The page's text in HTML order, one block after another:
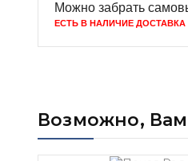
Можно забрать
ЕСТЬ В НАЛИЧИЕ ДОСТАВКА
Возможно,